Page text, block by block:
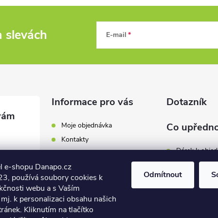
e-shopu Danapo.cz
používá soubory cookies k
webu a s Vaším
k personalizaci obsahu našich
Kliknutím na tlačítko
Odmítnout
slevách E-mail
446
Informace pro vás
Moje objednávka
Kontakty
Hodnocení obchodu
Obchodní podmínky
Reklamace a výměna zboží
Podmínky ochrany osobních
Dotazník
Co
Dárek k
Zákaznický
Dopravu